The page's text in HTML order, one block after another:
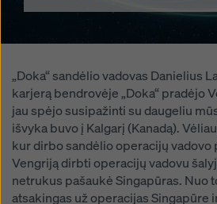
„Doka“ sandėlio vadovas Danielius
karjerą bendrovėje „Doka“ pradėjo
jau spėjo susipažinti su daugeliu
išvyka buvo į Kalgarį (Kanadą).
kur dirbo sandėlio operacijų vadovo
Vengriją dirbti operacijų vadovu
netrukus pašaukė Singapūras. Nuo
atsakingas už operacijas Singapūre